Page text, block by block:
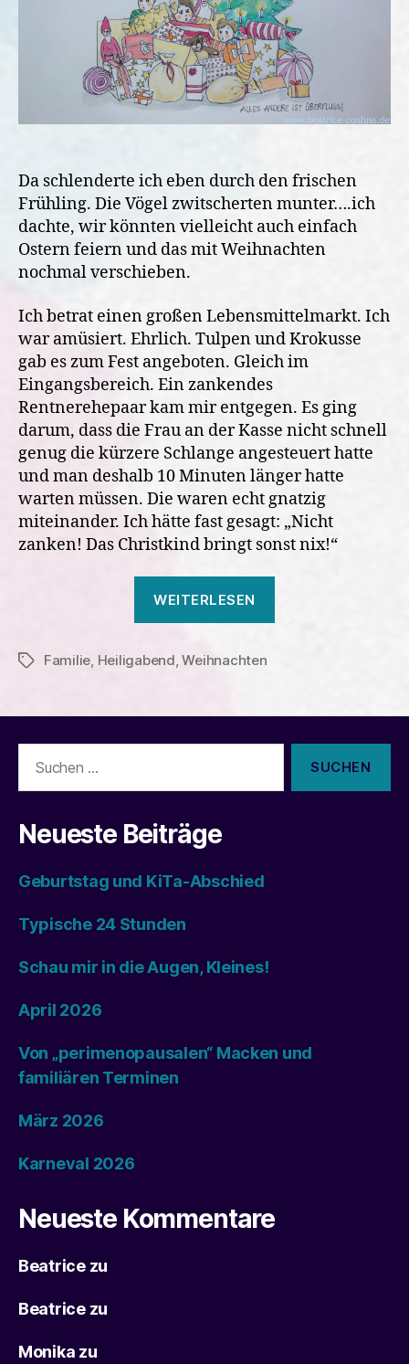
Da schlenderte ich eben durch den frischen
Frühling. Die Vögel zwitscherten munter….ich
dachte, wir könnten vielleicht auch einfach
Ostern feiern und das mit Weihnachten
nochmal verschieben.
Ich betrat einen großen Lebensmittelmarkt. Ich
war amüsiert. Ehrlich. Tulpen und Krokusse
gab es zum Fest angeboten. Gleich im
Eingangsbereich. Ein zankendes
Rentnerehepaar kam mir entgegen. Es ging
darum, dass die Frau an der Kasse nicht schnell
genug die kürzere Schlange angesteuert hatte
und man deshalb 10 Minuten länger hatte
warten müssen. Die waren echt gnatzig
miteinander. Ich hätte fast gesagt: „Nicht
zanken! Das Christkind bringt sonst nix!“
WEITERLESEN
Schlagwörter
Familie, Heiligabend,Weihnachten
nach:
Neueste Beiträge
Geburtstag und KiTa-Abschied
Typische 24 Stunden
Schau mir in die Augen, Kleines!
April 2026
Von „perimenopausalen“ Macken und
familiären Terminen
März 2026
Karneval 2026
Neueste Kommentare
Beatricezu
Beatricezu
Monika zu